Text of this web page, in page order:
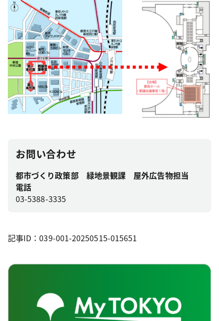
お問い合わせ
都市づくり政策部 緑地景観課 屋外広告物担当
電話
03-5388-3335
記事ID：039-001-20250515-015651